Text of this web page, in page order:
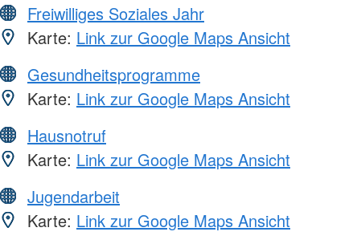
Freiwilliges Soziales Jahr
Karte: Link zur Google Maps Ansicht
Gesundheitsprogramme
Karte: Link zur Google Maps Ansicht
Hausnotruf
Karte: Link zur Google Maps Ansicht
Jugendarbeit
Karte: Link zur Google Maps Ansicht